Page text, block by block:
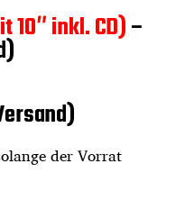
10″ inkl. CD)–
der Vorrat